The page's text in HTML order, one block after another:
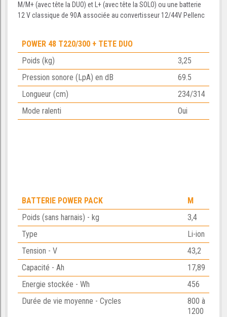
M/M+ (avec tête la DUO) et L+ (avec tête la SOLO) ou une batterie
12 V classique de 90A associée au convertisseur 12/44V Pellenc
POWER 48 T220/300 + TETE DUO
Poids (kg)
3,25
Pression sonore (LpA) en dB
69.5
Longueur (cm)
234/314
Mode ralenti
Oui
BATTERIE POWER PACK
M
Poids (sans harnais) - kg
3,4
Type
Li-ion
Tension - V
43,2
Capacité - Ah
17,89
Energie stockée - Wh
456
Durée de vie moyenne - Cycles
800 à
1200